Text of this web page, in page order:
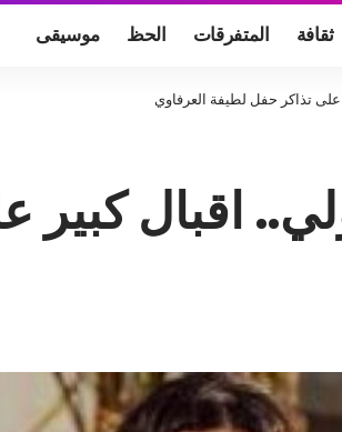
ثقافة المتفرقات الحظ موسيقى
تذاكر حفل لطيفة العرفاوي
اقبال كبير